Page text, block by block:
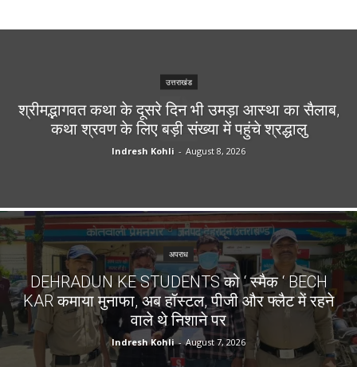
उत्तराखंड
श्रीमद्भागवत कथा के दूसरे दिन भी उमड़ा आस्था का सैलाब,
कथा श्रवण के लिए बड़ी संख्या में पहुंचे श्रद्धालु
Indresh Kohli - August 8, 2026
अपराध
DEHRADUN KE STUDENTS को ‘ स्मैक ‘ BECH
KAR कमाया मुनाफा, अब हॉस्टल, पीजी और फ्लैट में रहने
वाले थे निशाने पर
Indresh Kohli - August 7, 2026